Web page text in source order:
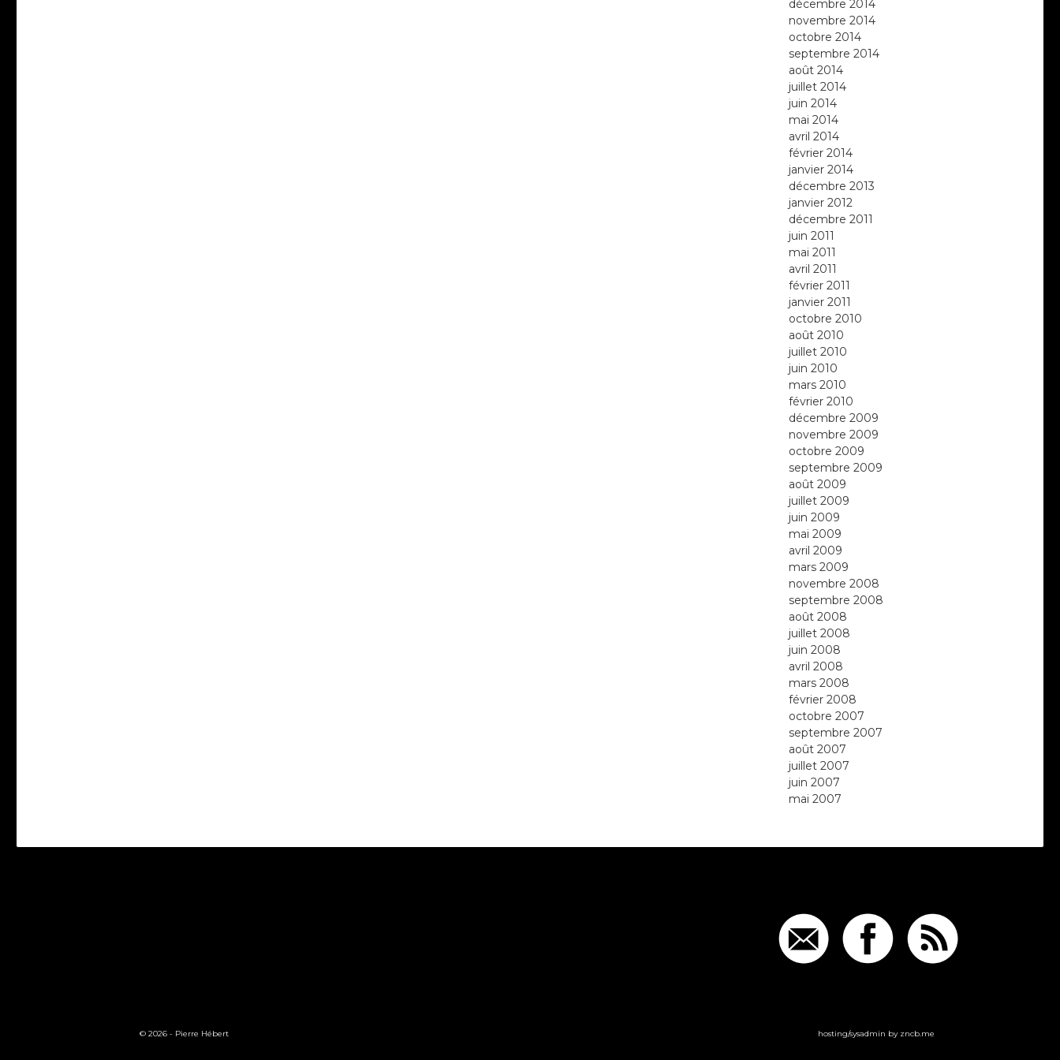
décembre 2014
novembre 2014
octobre 2014
septembre 2014
août 2014
juillet 2014
juin 2014
mai 2014
avril 2014
février 2014
janvier 2014
décembre 2013
janvier 2012
décembre 2011
juin 2011
mai 2011
avril 2011
février 2011
janvier 2011
octobre 2010
août 2010
juillet 2010
juin 2010
mars 2010
février 2010
décembre 2009
novembre 2009
octobre 2009
septembre 2009
août 2009
juillet 2009
juin 2009
mai 2009
avril 2009
mars 2009
novembre 2008
septembre 2008
août 2008
juillet 2008
juin 2008
avril 2008
mars 2008
février 2008
octobre 2007
septembre 2007
août 2007
juillet 2007
juin 2007
mai 2007
© 2026 - Pierre Hébert hosting/sysadmin by zncb.me